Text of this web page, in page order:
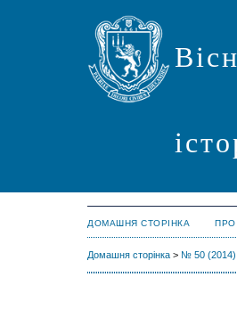
ДОМАШНЯ СТОРІНКА ПРО
Домашня сторінка > № 50 (2014)